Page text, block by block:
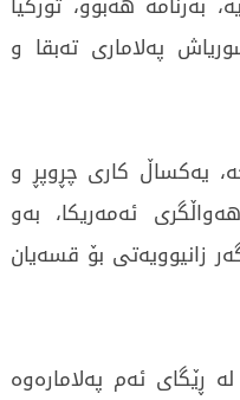
پەلامارى تەبقا و
يەكساڵ كارى چڕوپڕ و
ئەمەريكا، بەو
زانيوويەتى بۆ قسەيان
ڕێگاى ئەم پەلامارەوە